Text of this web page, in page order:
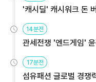
'캐시딜' 캐시워크 돈
14분전
관세전쟁 '엔드게임'
용해야
17분전
섬유패션 글로벌 경